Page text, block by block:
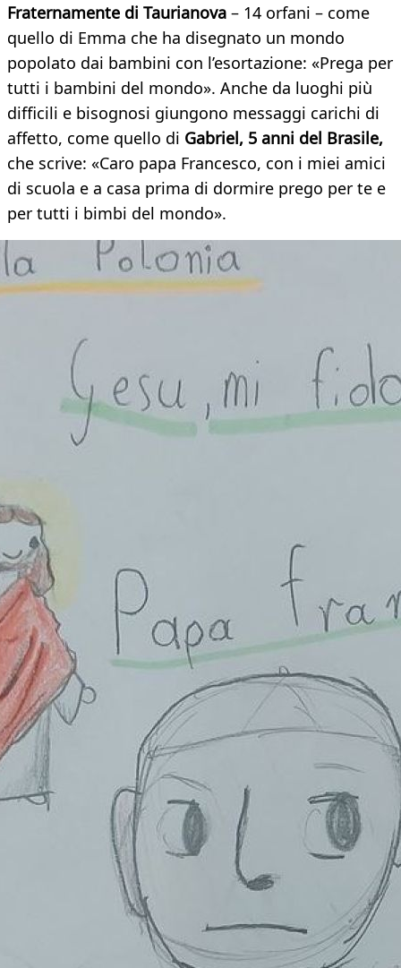
Fraternamente di Taurianova – 14 orfani – come
quello di Emma che ha disegnato un mondo
popolato dai bambini con l’esortazione: «Prega per
tutti i bambini del mondo». Anche da luoghi più
difficili e bisognosi giungono messaggi carichi di
affetto, come quello di Gabriel, 5 anni del Brasile,
che scrive: «Caro papa Francesco, con i miei amici
di scuola e a casa prima di dormire prego per te e
per tutti i bimbi del mondo».